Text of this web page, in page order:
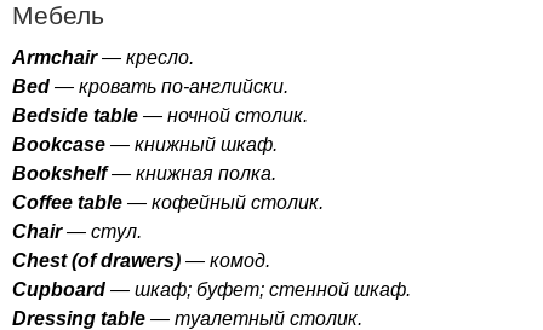
Мебель
Armchair— кресло.
Bed — кровать по-английски.
Bedside table — ночной столик.
Bookcase — книжный шкаф.
Bookshelf— книжная полка.
Coffee table — кофейный столик.
Chair— стул.
Chest(of drawers) — комод.
Cupboard — шкаф; буфет; стенной шкаф.
Dressing table — туалетный столик.